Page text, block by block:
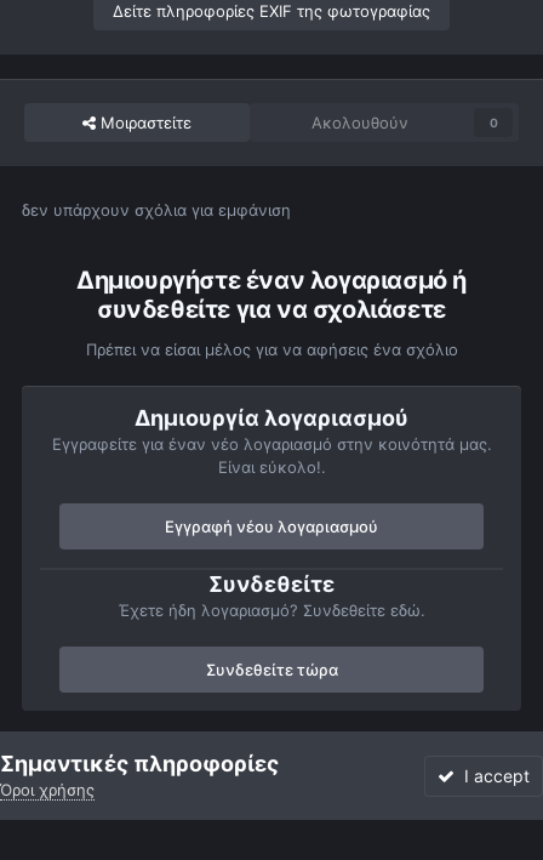
Δείτε πληροφορίες EXIF της φωτογραφίας
Μοιραστείτε Ακολουθούν 0
δεν υπάρχουν σχόλια για εμφάνιση
Δημιουργήστε έναν λογαριασμό ή
συνδεθείτε για να σχολιάσετε
Πρέπει να είσαι μέλος για να αφήσεις ένα σχόλιο
Δημιουργία λογαριασμού
Εγγραφείτε για έναν νέο λογαριασμό στην κοινότητά μας.
Είναι εύκολο!.
Εγγραφή νέου λογαριασμού
Συνδεθείτε
Έχετε ήδη λογαριασμό? Συνδεθείτε εδώ.
Συνδεθείτε τώρα
Αρχή Αστροφωτογραφίες Member Albums
Σημαντικές πληροφορίες
Όροι χρήσης
I accept
Forum